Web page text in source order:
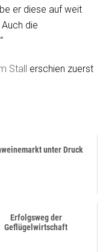
er diese auf weit
die
Stall erschien zuerst
unter Druck
Erfolgsweg der
Geflügelwirtschaft